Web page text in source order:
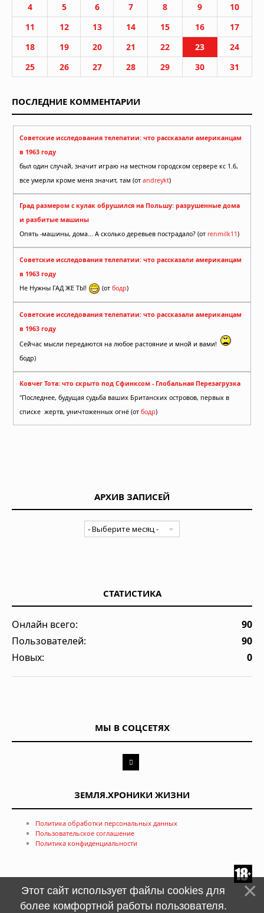
4
5 6 7 8 9
10
11
12 13 14 15 16
17
18
19 20 21 22 23
24
25
26 27 28 29 30 31
ПОСЛЕДНИЕ КОММЕНТАРИИ
Советские исследования телепатии: что рассказали американцам
в 1963 году
был один случай, значит играю на местном городском сервере кс 1.6,
все умерли кроме меня значит, там (от andreykt)
Град размером с кулак обрушился на Польшу: разрушенные дома
и разбитые машины
Опять -машины, дома... А сколько деревьев пострадало? (от renmilk11)
Советские исследования телепатии: что рассказали американцам
в 1963 году
Не Нужны ГАД ЖЕ ТЫ!
(от бодр)
Советские исследования телепатии: что рассказали американцам
в 1963 году
Сейчас мысли передаются на любое растояние и мной и вами!
бодр)
Ковчег Тота: что скрыто под Сфинксом - Глобальная Перезагрузка
"Последнее, будущая судьба ваших Британских островов, первых в
списке жертв, уничтоженных огнё (от бодр)
АРХИВ ЗАПИСЕЙ
СТАТИСТИКА
Онлайн всего:
90
Пользователей:
90
Новых:
0
МЫ В СОЦСЕТЯХ
ЗЕМЛЯ.ХРОНИКИ ЖИЗНИ
Политика обработки персональных данных
Пользовательское соглашение
Политика конфиденциальности
Этот сайт использует файлы cookies для
более комфортной работы пользователя.